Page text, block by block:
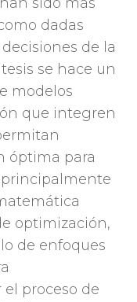
dadas
de la
se hace un
modelos
que integren
óptima para
optimización,
de enfoques
proceso de